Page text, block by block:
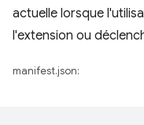
actuelle lorsque
l'extension ou
manifest.json: